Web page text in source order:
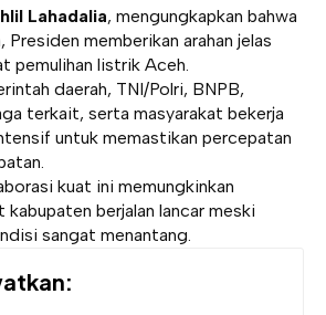
Lahadalia, mengungkapkan bahwa
Presiden memberikan arahan jelas
pemulihan listrik Aceh.
daerah, TNI/Polri, BNPB,
terkait, serta masyarakat bekerja
untuk memastikan percepatan
kuat ini memungkinkan
kabupaten berjalan lancar meski
sangat menantang.